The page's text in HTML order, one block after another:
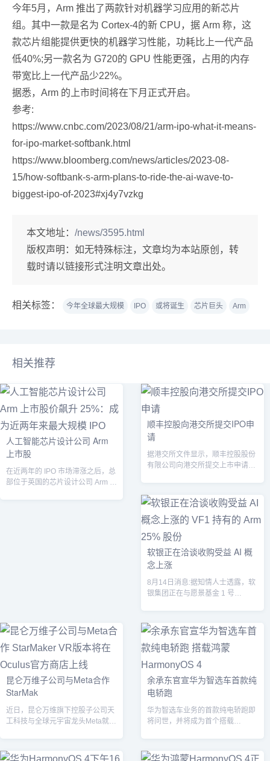
今年5月，Arm 推出了两款针对机器学习应用的新芯片
组。其中一款是名为 Cortex-4的新 CPU，据 Arm 称，这
款芯片组能提供更快的机器学习性能，功耗比上一代产品
低40%;另一款名为 G720的 GPU 性能更强，占用的内存
带宽比上一代产品少22%。
据悉，Arm 的上市时间将在下月正式开启。
参考:
https://www.cnbc.com/2023/08/21/arm-ipo-what-it-means-
for-ipo-market-softbank.html
https://www.bloomberg.com/news/articles/2023-08-
15/how-softbank-s-arm-plans-to-ride-the-ai-wave-to-
biggest-ipo-of-2023#xj4y7vzkg
本文地址： /news/3595.html
版权声明： 如无特殊标注，文章均为本站原创，转
载时请以链接形式注明文章出处。
相关标签： 今年全球最大规模 IPO 或将诞生 芯片巨头 Arm
相关推荐
人工智能芯片设计公司 Arm
上市股
在近两年的 IPO 市场滞涨之后，总
部位于英国的芯片设计公司 Arm 在
顺丰控股向港交所提交IPO申
请
据港交所文件显示，顺丰控股股份
有限公司向港交所提交上市申请
软银正在洽谈收购受益 AI 概
念上涨
8月14日消息:据知情人士透露，软
银集团正在与愿景基金 1 号
昆仑万维子公司与Meta合作
StarMak
近日，昆仑万维旗下控股子公司天
工科技与全球元宇宙龙头Meta就
余承东官宣华为智选车首款纯
电轿跑
华为智选车业务的首款纯电轿跑即
将问世，并将成为首个搭载